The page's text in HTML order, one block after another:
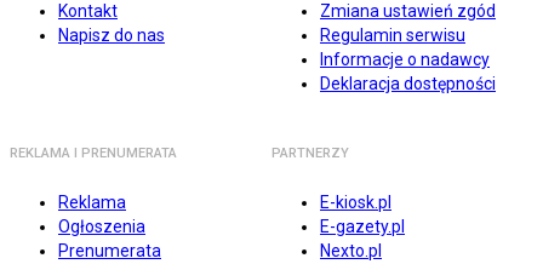
Kontakt
Napisz do nas
Zmiana ustawień zgód
Regulamin serwisu
Informacje o nadawcy
Deklaracja dostępności
REKLAMA I PRENUMERATA
Reklama
Ogłoszenia
Prenumerata
PARTNERZY
E-kiosk.pl
E-gazety.pl
Nexto.pl